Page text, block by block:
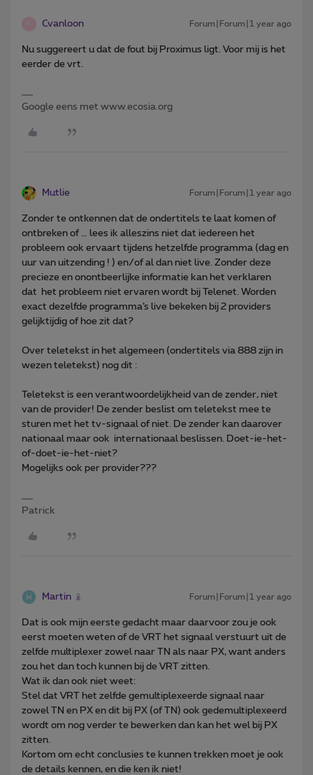
Cvanloon Forum|Forum|1 year ago
Nu suggereert u dat de fout bij Proximus ligt. Voor mij is het
eerder de vrt.
Google eens met www.ecosia.org
Mutlie Forum|Forum|1 year ago
Zonder te ontkennen dat de ondertitels te laat komen of
ontbreken of … lees ik alleszins niet dat iedereen het
probleem ook ervaart tijdens hetzelfde programma (dag en
uur van uitzending ! ) en/of al dan niet live. Zonder deze
precieze en onontbeerlijke informatie kan het verklaren
dat het probleem niet ervaren wordt bij Telenet. Worden
exact dezelfde programma’s live bekeken bij 2 providers
gelijktijdig of hoe zit dat?
Over teletekst in het algemeen (ondertitels via 888 zijn in
wezen teletekst) nog dit :
Teletekst is een verantwoordelijkheid van de zender, niet
van de provider! De zender beslist om teletekst mee te
sturen met het tv-signaal of niet. De zender kan daarover
nationaal maar ook internationaal beslissen. Doet-ie-het-
of-doet-ie-het-niet?
Mogelijks ook per provider???
Patrick
Martin Forum|Forum|1 year ago
Dat is ook mijn eerste gedacht maar daarvoor zou je ook
eerst moeten weten of de VRT het signaal verstuurt uit de
zelfde multiplexer zowel naar TN als naar PX, want anders
zou het dan toch kunnen bij de VRT zitten.
Wat ik dan ook niet weet:
Stel dat VRT het zelfde gemultiplexeerde signaal naar
zowel TN en PX en dit bij PX (of TN) ook gedemultiplexeerd
wordt om nog verder te bewerken dan kan het wel bij PX
zitten.
Kortom om echt conclusies te kunnen trekken moet je ook
de details kennen, en die ken ik niet!